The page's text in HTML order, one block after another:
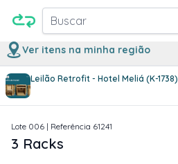
Buscar
Ver itens na minha região
Leilão Retrofit - Hotel Meliá (K-1738)
1/3
Lote 006 | Referência 61241
3 Racks